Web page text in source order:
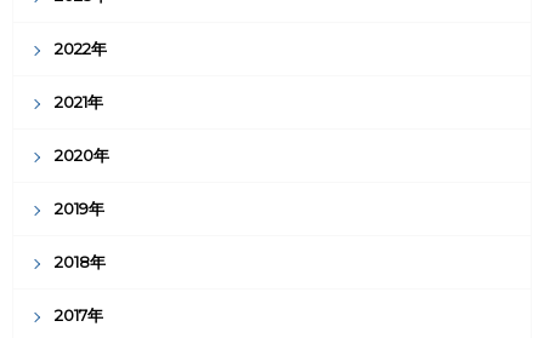
2022年
2021年
2020年
2019年
2018年
2017年